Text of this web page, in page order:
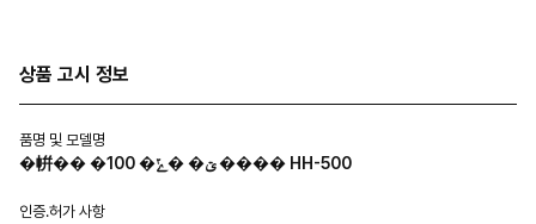
상품 고시 정보
품명 및 모델명
�帲�� �ؾ� �ݻ� 100 ���� HH-500
인증.허가 사항